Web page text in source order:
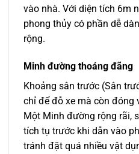
vào nhà. Với diện tích 6m
phong thủy có phần dễ
rộng.
Minh đường thoáng đãng
Khoảng sân trước (Sân
chỉ để đỗ xe mà còn đóng
Một Minh đường rộng rãi,
tích tụ trước khi dẫn vào
tránh đặt quá nhiều vật